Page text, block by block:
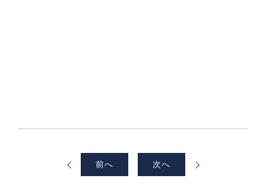
前へ 次へ